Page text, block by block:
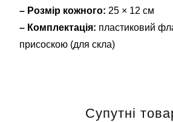
– Розмір кожного: 25 × 12 см
– Комплектація: пластиковий
присоскою (для скла)
Супутні